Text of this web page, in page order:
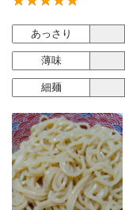
あっさり
薄味
細麺